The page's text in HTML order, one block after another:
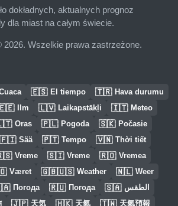
dokładnych, aktualnych prognoz
dla miast na całym świecie.
2026. Wszelkie prawa zastrzeżone.
🇪🇸 El tiempo 🇹🇷 Hava durumu
Ilm 🇱🇻 Laikapstākļi 🇮🇹 Meteo
Oras 🇵🇱 Pogoda 🇸🇰 Počasie
🇫🇮 Sää 🇵🇹 Tempo 🇻🇳 Thời tiết
Vreme 🇸🇮 Vreme 🇷🇴 Vremea
Været 🇬🇧🇺🇸 Weather 🇳🇱 Weer
Погода 🇷🇺 Погода 🇸🇦 الطقس
🇯🇵 天気 🇭🇰 天氣 🇹🇼 天氣預報